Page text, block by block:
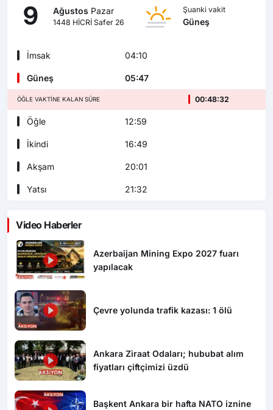
9 Ağustos Pazar
1448 HİCRİ Safer 26
Şuanki vakit
Güneş
İmsak 04:10
Güneş 05:47
ÖĞLE VAKTINE KALAN SÜRE 00:48:31
Öğle 12:59
İkindi 16:49
Akşam 20:01
Yatsı 21:32
Video Haberler
Azerbaijan Mining Expo 2027 fuarı
yapılacak
Çevre yolunda trafik kazası: 1 ölü
Ankara Ziraat Odaları; hububat alım
fiyatları çiftçimizi üzdü
Başkent Ankara bir hafta NATO iznine